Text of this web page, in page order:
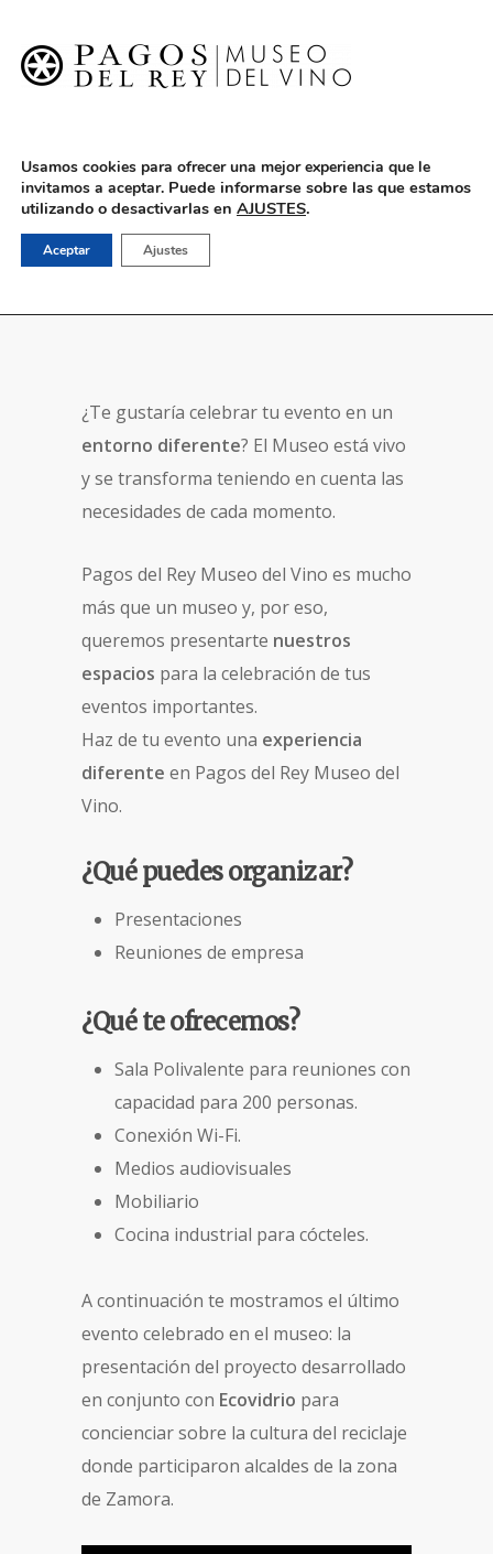
English
Organiza tu evento
¿Te gustaría celebrar tu evento en un
entorno diferente? El Museo está vivo
y se transforma teniendo en cuenta las
necesidades de cada momento.
Pagos del Rey Museo del Vino es mucho
más que un museo y, por eso,
queremos presentarte nuestros
espacios para la celebración de tus
eventos importantes.
Haz de tu evento una experiencia
diferente en Pagos del Rey Museo del
Vino.
¿Qué puedes organizar?
Presentaciones
Reuniones de empresa
¿Qué te ofrecemos?
Sala Polivalente para reuniones con
capacidad para 200 personas.
Conexión Wi-Fi.
Medios audiovisuales
Mobiliario
Cocina industrial para cócteles.
A continuación te mostramos el último
evento celebrado en el museo: la
presentación del proyecto desarrollado
en conjunto con Ecovidrio para
concienciar sobre la cultura del reciclaje
donde participaron alcaldes de la zona
de Zamora.
Usamos cookies para ofrecer una mejor experiencia que le
invitamos a aceptar. Puede informarse sobre las que estamos
utilizando o desactivarlas en AJUSTES.
Aceptar Ajustes